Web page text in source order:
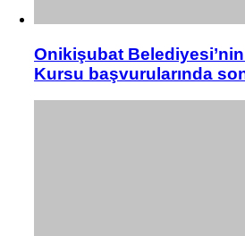
Onikişubat Belediyesi’nin
Kursu başvurularında